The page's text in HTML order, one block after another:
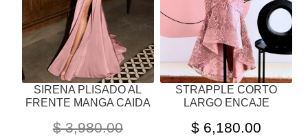
SIRENA PLISADO AL
FRENTE MANGA CAIDA
$3,980.00
PUEDEN
ELEGIR
EN
PÁGINA
DE
STRAPPLE CORTO
LARGO ENCAJE
$ 6,180.00
PUEDEN
ELEGIR
LA
PÁGINA